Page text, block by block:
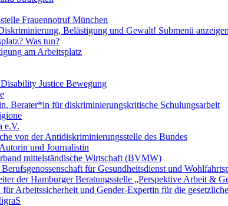
Frauennotruf München
Belästigung und Gewalt! Submenü anzeigen
Was tun?
am Arbeitsplatz
Justice Bewegung
Berater*in für diskriminierungskritische Schulungsarbeit
e.V.
von der Antidiskriminierungsstelle des Bundes
und Journalistin
mittelständische Wirtschaft (BVMW)
für Gesundheitsdienst und
der Hamburger Beratungsstelle „Perspektive Arbeit &
Arbeitssicherheit und Gender-Expertin für die